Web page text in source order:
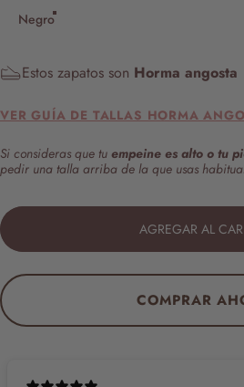
Negro
Estos zapatos son Horma angosta
VER GUÍA DE TALLAS HORMA
Si consideras que tu empeine es alto o tu
pedir una talla arriba de la que usas
AGREGAR AL
COMPRAR